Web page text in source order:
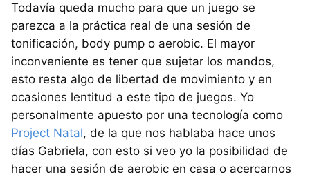
Todavía queda mucho para que un juego se
parezca a la práctica real de una sesión de
tonificación, body pump o aerobic. El mayor
inconveniente es tener que sujetar los mandos,
esto resta algo de libertad de movimiento y en
ocasiones lentitud a este tipo de juegos. Yo
personalmente apuesto por una tecnología como
Project Natal, de la que nos hablaba hace unos
días Gabriela, con esto si veo yo la posibilidad de
hacer una sesión de aerobic en casa o acercarnos